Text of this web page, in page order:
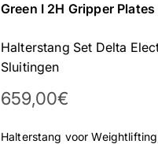
Green I 2H Gripper
Halterstang Set Delta
Sluitingen
Aanbieding
659,00€
Halterstang voor